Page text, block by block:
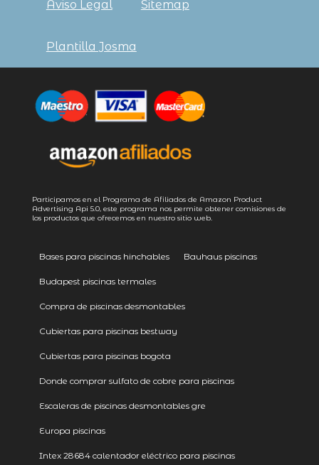
Aviso Legal Sitemap
Plantilla Josma
Participamos en el Programa de Afiliados de Amazon Product
Advertising Api 5.0, este programa nos permite obtener comisiones de
los productos que ofrecemos en nuestro sitio web.
Bases para piscinas hinchables Bauhaus piscinas
Budapest piscinas termales
Compra de piscinas desmontables
Cubiertas para piscinas bestway
Cubiertas para piscinas bogota
Donde comprar sulfato de cobre para piscinas
Escaleras de piscinas desmontables gre
Europa piscinas
Intex 28684 calentador eléctrico para piscinas